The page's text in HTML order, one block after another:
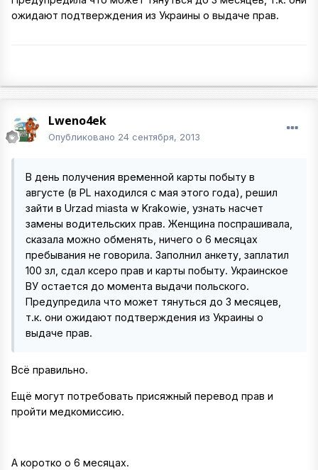
ожидают подтверждения из Украины о выдаче прав.
Lweno4ek
Опубликовано 24 сентября, 2013
В день получения временной карты побыту в
августе (в PL находился с мая этого года), решил
зайти в Urzad miasta w Krakowie, узнать насчет
замены водительских прав. Женщина поспрашивала,
сказала можно обменять, ничего о 6 месяцах
пребывания не говорила. Заполнил анкету, заплатил
100 зл, сдал ксеро прав и карты побыту. Украинское
ВУ остается до момента выдачи польского.
Предупредила что может тянуться до 3 месяцев,
т.к. они ожидают подтверждения из Украины о
выдаче прав.
Всё правильно.
Ещё могут потребовать присяжный перевод прав и
пройти медкомиссию.
А коротко о 6 месяцах.